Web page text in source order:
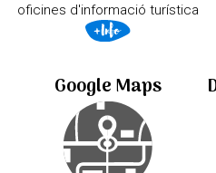
oficines d'informació turística
Google Maps